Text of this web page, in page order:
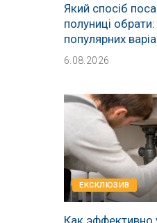
Який спосіб
полуниці
популярних
6.08.2026
EКСКЛЮЗИВ